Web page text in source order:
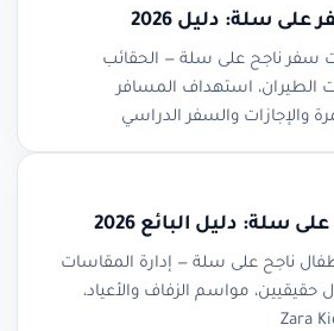
سلة: دليل 2026
سفر ناجح على سلة — الحقائب
استهداف المسافر
والإجازات والسفر الدراسي
سلة: دليل البائع 2026
ناجح على سلة — إدارة المقاسات
حقيقيين، مواسم الزفاف والأعياد،